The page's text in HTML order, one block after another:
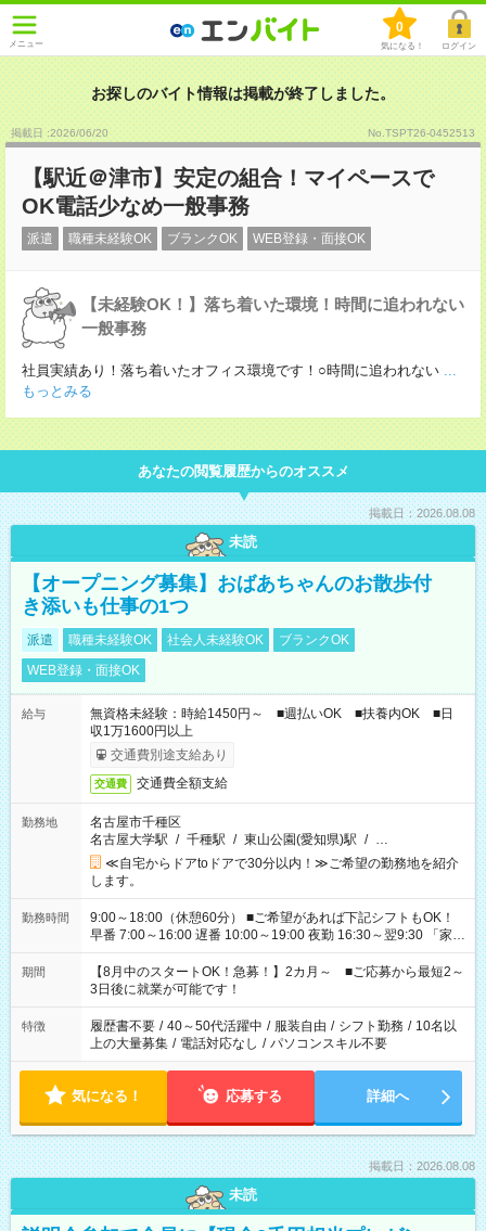
メニュー
0
気になる！ ログイン
お探しのバイト情報は掲載が終了しました。
掲載日 :2026/06/20 No.TSPT26-0452513
【駅近＠津市】安定の組合！マイペースで
OK電話少なめ一般事務
派遣 職種未経験OK ブランクOK WEB登録・面接OK
【未経験OK！】落ち着いた環境！時間に追われない
一般事務
社員実績あり！落ち着いたオフィス環境です！○時間に追われない ...
もっとみる
あなたの閲覧履歴からのオススメ
掲載日：2026.08.08
未読
【オープニング募集】おばあちゃんのお散歩付
き添いも仕事の1つ
派遣 職種未経験OK 社会人未経験OK
ブランクOK
WEB登録・面接OK
給与
無資格未経験：時給1450円～ ■週払いOK ■扶養内OK ■日
収1万1600円以上
交通費別途支給あり
交通費 交通費全額支給
勤務地
名古屋市千種区
名古屋大学駅 / 千種駅 / 東山公園(愛知県)駅 / …
≪自宅からドアtoドアで30分以内！≫ご希望の勤務地を紹介
します。
勤務時間
9:00～18:00（休憩60分） ■ご希望があれば下記シフトもOK！
早番 7:00～16:00 遅番 10:00～19:00 夜勤 16:30～翌9:30 「家族
と休みを合わせたい」 「余裕を持って夕飯の準備がしたい」
「できれば残業はしたくない」 など、ご希望を教えてください
ね。 ※Wワーク希望の方へ 今ご覧のお仕事で希望する勤務時間
と、もう1つのお仕事の勤務時間。 合計で週40時間を超える場
合は応募できません。
期間
【8月中のスタートOK！急募！】2カ月～ ■ご応募から最短2～
3日後に就業が可能です！
特徴 履歴書不要 / 40～50代活躍中 / 服装自由 / シフト勤務 / 10名以
上の大量募集 / 電話対応なし / パソコンスキル不要
気になる！ 応募する 詳細へ
掲載日：2026.08.08
未読